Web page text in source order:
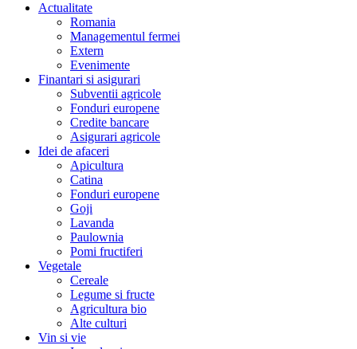
Actualitate
Romania
Managementul fermei
Extern
Evenimente
Finantari si asigurari
Subventii agricole
Fonduri europene
Credite bancare
Asigurari agricole
Idei de afaceri
Apicultura
Catina
Fonduri europene
Goji
Lavanda
Paulownia
Pomi fructiferi
Vegetale
Cereale
Legume si fructe
Agricultura bio
Alte culturi
Vin si vie